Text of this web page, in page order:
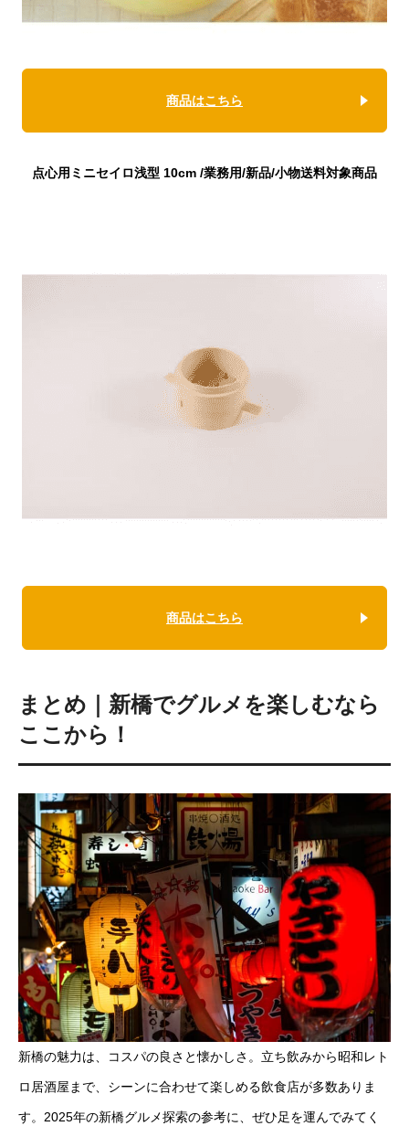
商品はこちら
点心用ミニセイロ浅型 10cm /業務用/新品/小物送料対象商品
商品はこちら
まとめ｜新橋でグルメを楽しむなら
ここから！
新橋の魅力は、コスパの良さと懐かしさ。立ち飲みから昭和レト
ロ居酒屋まで、シーンに合わせて楽しめる飲食店が多数ありま
す。2025年の新橋グルメ探索の参考に、ぜひ足を運んでみてく